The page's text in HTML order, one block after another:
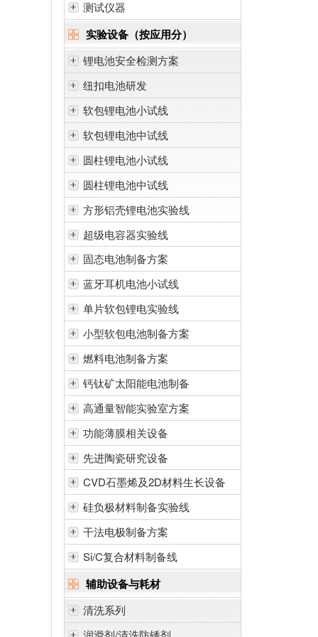
测试仪器
实验设备（按应用分）
锂电池安全检测方案
纽扣电池研发
软包锂电池小试线
软包锂电池中试线
圆柱锂电池小试线
圆柱锂电池中试线
方形铝壳锂电池实验线
超级电容器实验线
固态电池制备方案
蓝牙耳机电池小试线
单片软包锂电实验线
小型软包电池制备方案
燃料电池制备方案
钙钛矿太阳能电池制备
高通量智能实验室方案
功能薄膜相关设备
先进陶瓷研究设备
CVD石墨烯及2D材料生长设备
硅负极材料制备实验线
干法电极制备方案
Si/C复合材料制备线
辅助设备与耗材
清洗系列